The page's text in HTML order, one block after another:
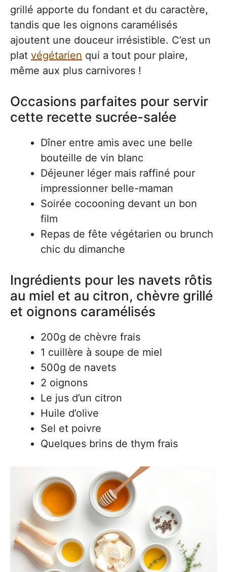
grillé apporte du fondant et du caractère,
tandis que les oignons caramélisés
ajoutent une douceur irrésistible. C’est un
plat végétarien qui a tout pour plaire,
même aux plus carnivores !
Occasions parfaites pour servir
cette recette sucrée-salée
Dîner entre amis avec une belle
bouteille de vin blanc
Déjeuner léger mais raffiné pour
impressionner belle-maman
Soirée cocooning devant un bon
film
Repas de fête végétarien ou brunch
chic du dimanche
Ingrédients pour les navets rôtis
au miel et au citron, chèvre grillé
et oignons caramélisés
200g de chèvre frais
1 cuillère à soupe de miel
500g de navets
2 oignons
Le jus d’un citron
Huile d’olive
Sel et poivre
Quelques brins de thym frais